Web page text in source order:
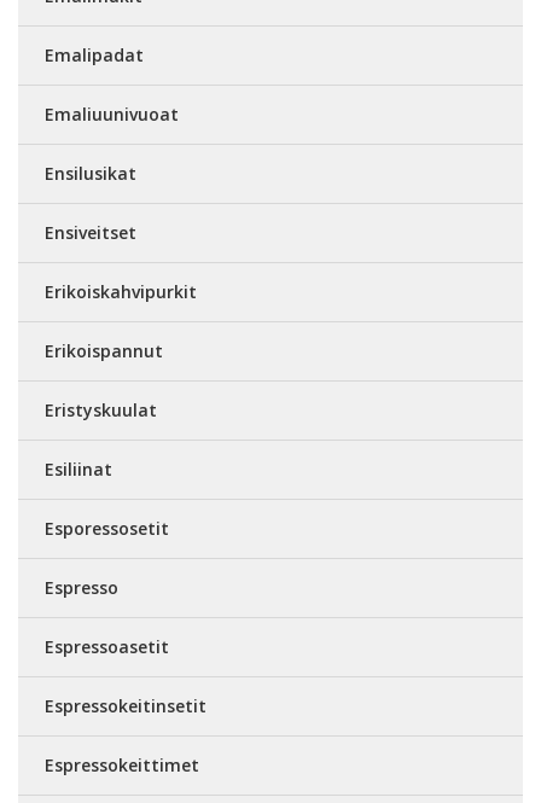
Emalipadat
Emaliuunivuoat
Ensilusikat
Ensiveitset
Erikoiskahvipurkit
Erikoispannut
Eristyskuulat
Esiliinat
Esporessosetit
Espresso
Espressoasetit
Espressokeitinsetit
Espressokeittimet